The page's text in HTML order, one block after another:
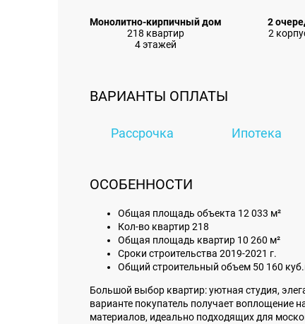
Монолитно-кирпичный дом
218 квартир
4 этажей
2
2
ВАРИАНТЫ ОПЛАТЫ
Рассрочка Ипотека
ОСОБЕННОСТИ
Общая площадь объекта 12 033 м²
Кол-во квартир 218
Общая площадь квартир 10 260 м²
Сроки строительства 2019-2021 г.
Общий строительный объем 50 160
Большой выбор квартир: уютная студия,
варианте покупатель получает воплощение
материалов, идеально подходящих для